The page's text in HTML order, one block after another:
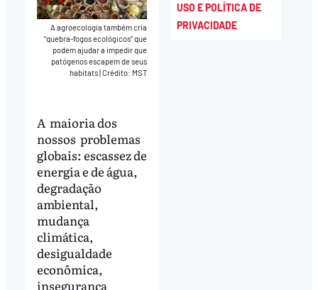
A agroecologia também cria
“quebra-fogos ecológicos” que
podem ajudar a impedir que
patógenos escapem de seus
habitats|Crédito: MST
A maioria dos
nossos problemas
globais: escassez de
energia e de água,
degradação
ambiental,
mudança
climática,
desigualdade
econômica,
insegurança
USO E POLÍTICA DE
PRIVACIDADE